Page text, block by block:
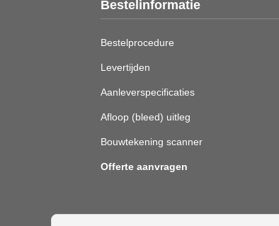
Bestelinformatie
Bestelprocedure
Levertijden
Aanleverspecificaties
Afloop (bleed) uitleg
Bouwtekening scanner
Offerte aanvragen